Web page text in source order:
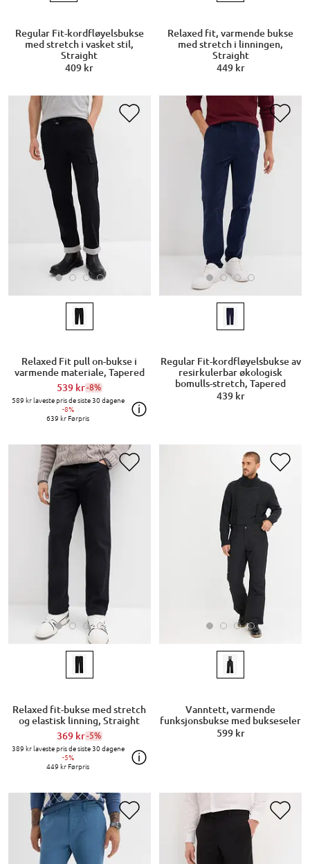
Regular Fit-kordfløyelsbukse
med stretch i vasket stil,
Straight
409 kr
Relaxed fit, varmende bukse
med stretch i linningen,
Straight
449 kr
Relaxed Fit pull on-bukse i
varmende materiale, Tapered
539 kr-8%
589 krlaveste pris de siste 30 dagene
-8%
639 krFørpris
Regular Fit-kordfløyelsbukse av
resirkulerbar økologisk
bomulls-stretch, Tapered
439 kr
Relaxed fit-bukse med stretch
og elastisk linning, Straight
369 kr-5%
389 krlaveste pris de siste 30 dagene
-5%
449 krFørpris
Vanntett, varmende
funksjonsbukse med bukseseler
599 kr